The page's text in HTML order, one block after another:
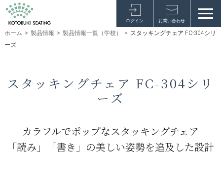
ログイン お問い合わせ
ホーム > 製品情報 > 製品情報一覧（学校） > スタッキングチェア FC-304シリ
ーズ
スタッキングチェア FC-304シリ
ーズ
カラフルでポップなスタッキングチェア
「読み」「書き」の美しい姿勢を追及した設計